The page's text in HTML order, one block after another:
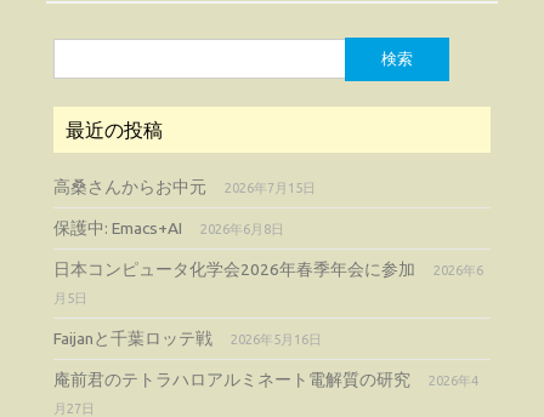
索:
最近の投稿
高桑さんからお中元 2026年7月15日
保護中: Emacs+AI 2026年6月8日
日本コンピュータ化学会2026年春季年会に参加
2026年6
月5日
Faijanと千葉ロッテ戦 2026年5月16日
庵前君のテトラハロアルミネート電解質の研究
2026年4
月27日